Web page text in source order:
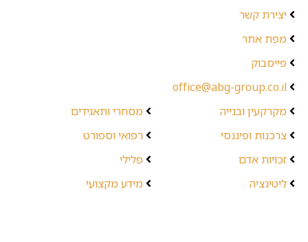
יצירת קשר
מפת אתר
פייסבוק
office@abg-group.co.il
מקרקעין ובנייה
צרכנות ופיננסי
זכויות אדם
ליטיגציה
מסחרי ותאגידים
רפואי וספורט
פלילי
מידע מקצועי